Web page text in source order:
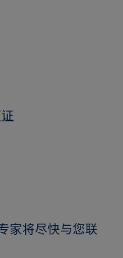
家将尽快与您联